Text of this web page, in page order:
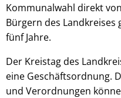
Kommunalwahl direkt
Bürgern des
fünf Jahre.
Der Kreistag des
eine Geschäftsordnung.
und Verordnungen